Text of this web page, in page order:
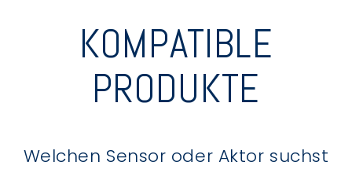
KOMPATIBLE
PRODUKTE
Welchen Sensor oder Aktor suchst